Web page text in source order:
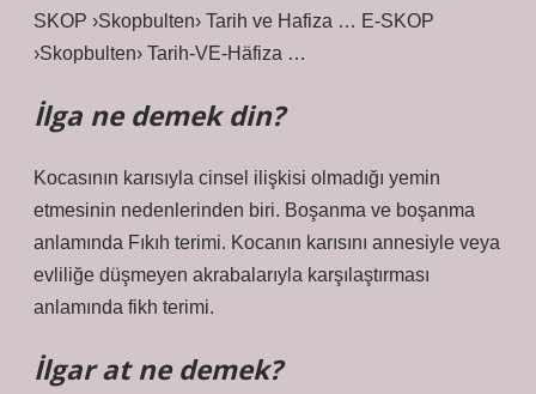
SKOP ›Skopbulten› Tarih ve Hafiza … E-SKOP
›Skopbulten› Tarih-VE-Häfiza …
İlga ne demek din?
Kocasının karısıyla cinsel ilişkisi olmadığı yemin
etmesinin nedenlerinden biri. Boşanma ve boşanma
anlamında Fıkıh terimi. Kocanın karısını annesiyle veya
evliliğe düşmeyen akrabalarıyla karşılaştırması
anlamında fikh terimi.
İlgar at ne demek?